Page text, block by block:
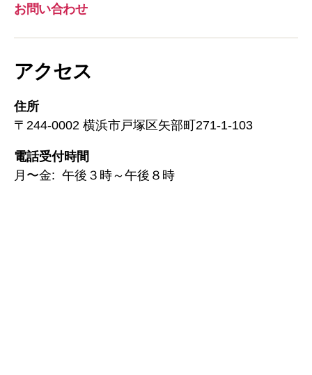
お問い合わせ
アクセス
住所
〒244-0002 横浜市戸塚区矢部町271-1-103
電話受付時間
月〜金: 午後３時～午後８時